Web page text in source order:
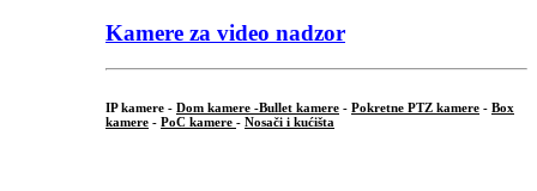
Kamere za video nadzor
IP kamere - Dom kamere -Bullet kamere - Pokretne PTZ kamere - Box
kamere - PoC kamere - Nosači i kućišta